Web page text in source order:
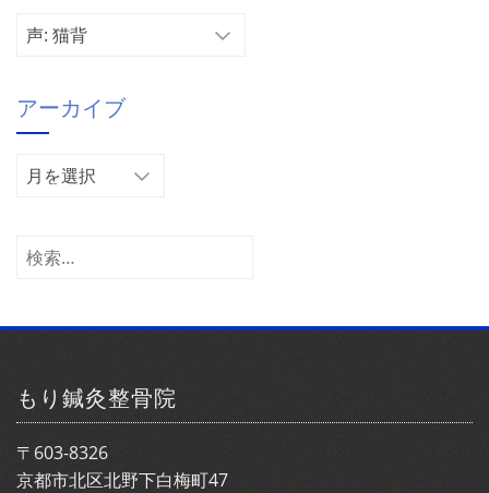
カ
リ
ー
アーカイブ
ア
イ
検
もり鍼灸整骨院
〒603-8326
京都市北区北野下白梅町47